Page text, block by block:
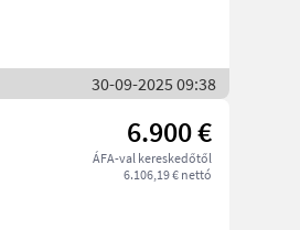
30-09-2025 09:38
6.900 €
ÁFA-val kereskedőtől
6.106,19 € nettó